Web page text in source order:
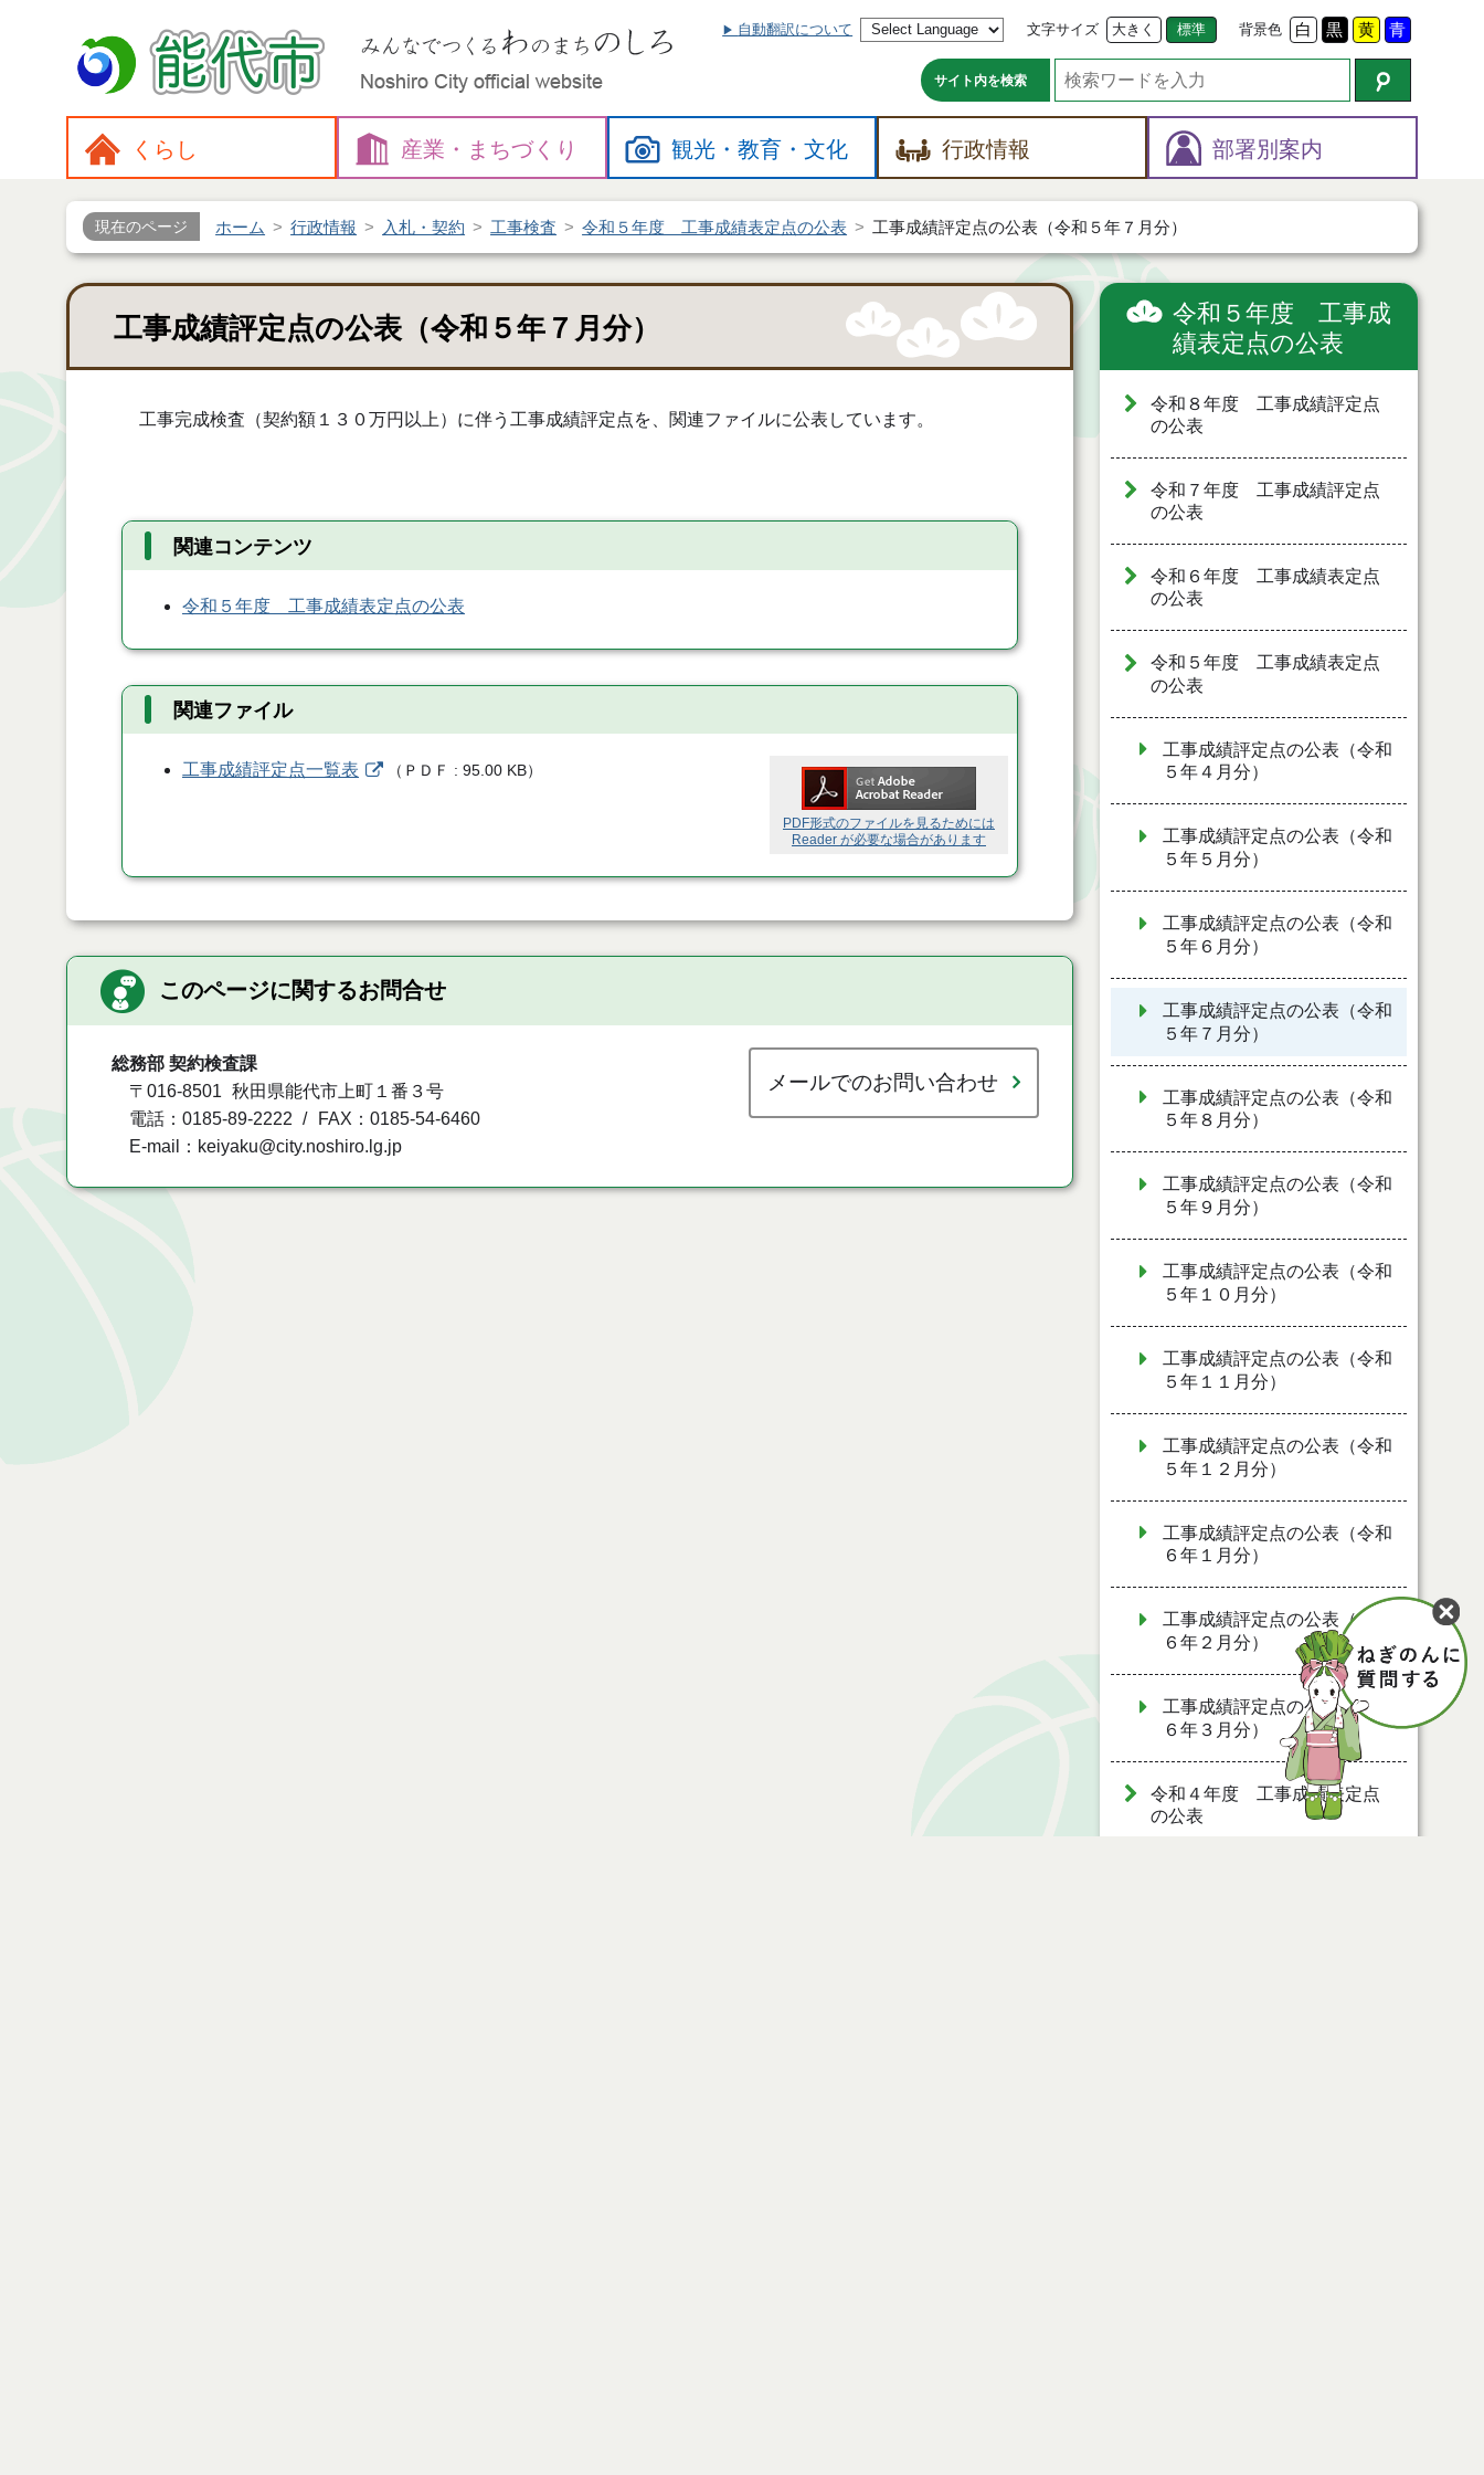
自動翻訳について 文字サイズ 大きく 標準 背景色 白 黒 黄 青
サイト内を検索
くらし 産業・ まちづくり 観光・教育・文化 行政情報 部署別案内
現在のページ ホーム 行政情報 入札・契約 工事検査 令和５年度 工事成績表定点の公表 工事成績評定点の公表（令和５年７月分）
工事成績評定点の公表（令和５年７月分）
工事完成検査（契約額１３０万円以上）に伴う工事成績評定点を、関連ファイルに公表しています。
関連コンテンツ
令和５年度 工事成績表定点の公表
関連ファイル
PDF形式のファイルを見るためには
Reader が必要な場合があります
工事成績評定点一覧表 （ ＰＤＦ 95.00 KB）
このページに関するお問合せ
総務部 契約検査課
〒016-8501
秋田県能代市上町１番３号
電話：0185-89-2222
FAX：0185-54-6460
E-mail：keiyaku@city.noshiro.lg.jp
メールでのお問い合わせ
令和５年度 工事成
績表定点の公表
令和８年度 工事成績評定点
の公表
令和７年度 工事成績評定点
の公表
令和６年度 工事成績表定点
の公表
令和５年度 工事成績表定点
の公表
工事成績評定点の公表（令和
５年４月分）
工事成績評定点の公表（令和
５年５月分）
工事成績評定点の公表（令和
５年６月分）
工事成績評定点の公表（令和
５年７月分）
工事成績評定点の公表（令和
５年８月分）
工事成績評定点の公表（令和
５年９月分）
工事成績評定点の公表（令和
５年１０月分）
工事成績評定点の公表（令和
５年１１月分）
工事成績評定点の公表（令和
５年１２月分）
工事成績評定点の公表（令和
６年１月分）
工事成績評定点の公表（令和
６年２月分）
工事成績評定点の公表（令和
６年３月分）
令和４年度 工事成績表定点
の公表